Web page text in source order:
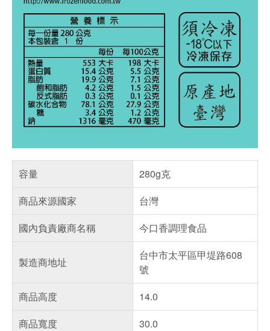
容量
280g克
商品來源國家
台灣
國內負責廠商名稱
今口香調理食品
製造商地址
台中市太平區甲堤路608
號
商品高度
14.0
商品寬度
30.0